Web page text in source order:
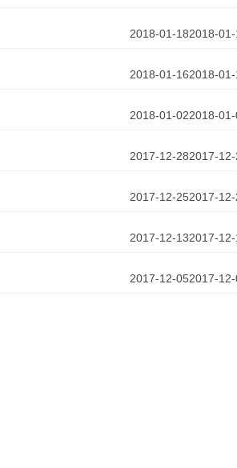
2018-
2018-01-18
2018-
2018-01-16
2018-
2018-01-02
2017-
2017-12-28
2017-
2017-12-25
2017-
2017-12-13
2017-
2017-12-05